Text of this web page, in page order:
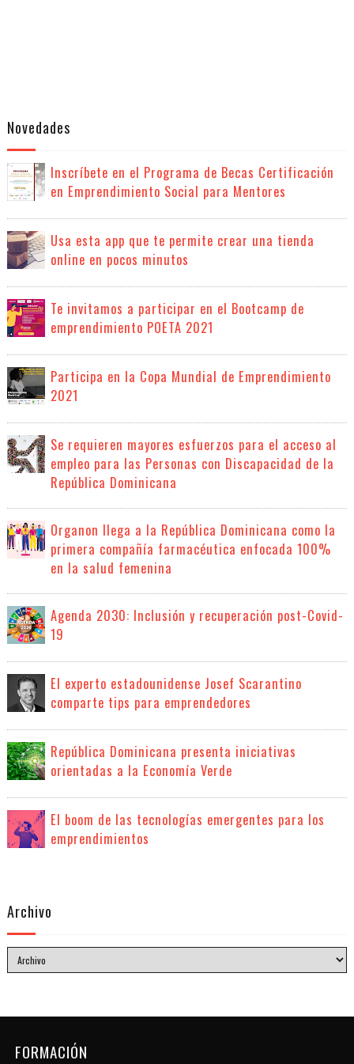
Novedades
Inscríbete en el Programa de Becas Certificación
en Emprendimiento Social para Mentores
Usa esta app que te permite crear una tienda
online en pocos minutos
Te invitamos a participar en el Bootcamp de
emprendimiento POETA 2021
Participa en la Copa Mundial de Emprendimiento
2021
Se requieren mayores esfuerzos para el acceso al
empleo para las Personas con Discapacidad de la
República Dominicana
Organon llega a la República Dominicana como la
primera compañía farmacéutica enfocada 100%
en la salud femenina
Agenda 2030: Inclusión y recuperación post-Covid-
19
El experto estadounidense Josef Scarantino
comparte tips para emprendedores
República Dominicana presenta iniciativas
orientadas a la Economía Verde
El boom de las tecnologías emergentes para los
emprendimientos
Archivo
FORMACIÓN